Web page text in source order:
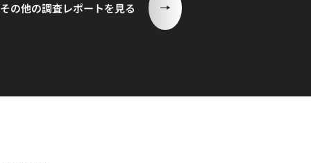
その他の調査レポートを見る